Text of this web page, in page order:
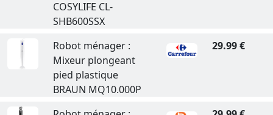
COSYLIFE CL-
SHB600SSX
Robot ménager :
Mixeur plongeant
pied plastique
BRAUN MQ10.000P
29.99 €